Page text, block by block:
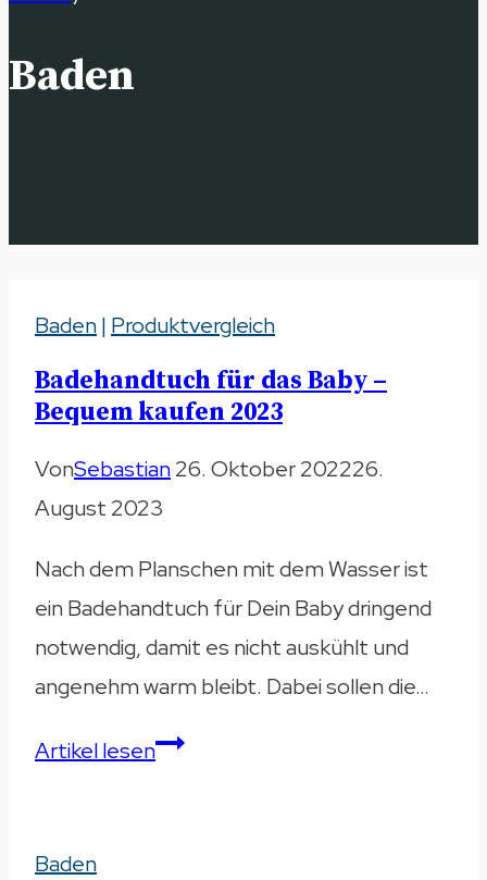
Baden
Baden| Produktvergleich
Badehandtuch für das Baby –
Bequem kaufen 2023
VonSebastian26. Oktober 202226.
August 2023
Nach dem Planschen mit dem Wasser ist
ein Badehandtuch für Dein Baby dringend
notwendig, damit es nicht auskühlt und
angenehm warm bleibt. Dabei sollen die…
Artikel lesenBadehandtuch
Baden